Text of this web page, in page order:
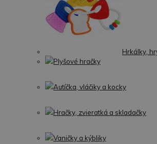
Hrkálky,
Plyšové hračky
Autíčka, vláčiky a kocky
Hračky, zvieratká a skladačky
Vaničky a kýbliky